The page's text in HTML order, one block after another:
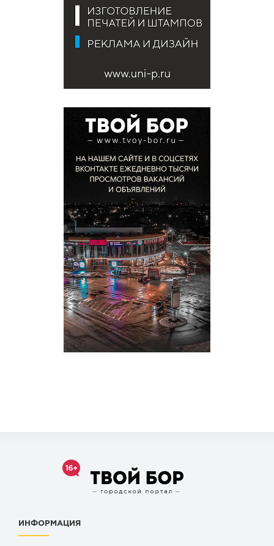
ИНФОРМАЦИЯ